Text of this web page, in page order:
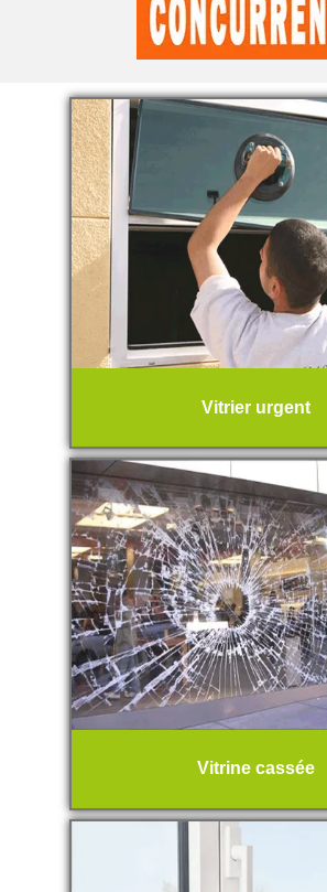
Vitrier urgent
Vitrine cassée